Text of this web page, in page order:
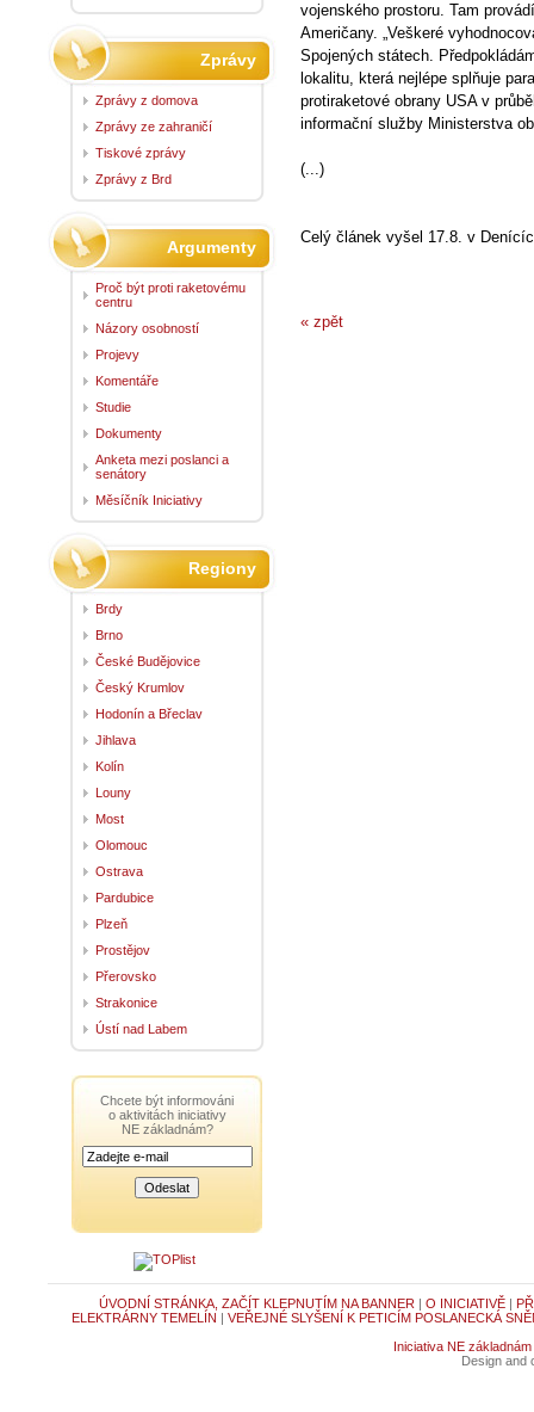
vojenského prostoru. Tam
Američany. „Veškeré
Spojených státech.
lokalitu, která nejlépe splňuje
protiraketové obrany USA v
informační služby Ministerstva
(...)
Celý článek vyšel 17.8. v
« zpět
Zprávy
Zprávy z domova
Zprávy ze zahraničí
Tiskové zprávy
Zprávy z Brd
Argumenty
Proč být proti raketovému
centru
Názory osobností
Projevy
Komentáře
Studie
Dokumenty
Anketa mezi poslanci a
senátory
Měsíčník Iniciativy
Regiony
Brdy
Brno
České Budějovice
Český Krumlov
Hodonín a Břeclav
Jihlava
Kolín
Louny
Most
Olomouc
Ostrava
Pardubice
Plzeň
Prostějov
Přerovsko
Strakonice
Ústí nad Labem
Chcete být informováni
o aktivitách iniciativy
NE základnám?
ÚVODNÍ STRÁNKA, ZAČÍT KLEPNUTÍM NA BANNER | O INICIATIVĚ|
ELEKTRÁRNY TEMELÍN | VEŘEJNÉ SLYŠENÍ K PETICÍM POSLANECKÁ
Iniciativa NE základnám
Design and